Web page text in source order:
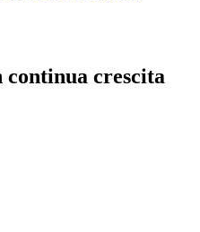
crescita